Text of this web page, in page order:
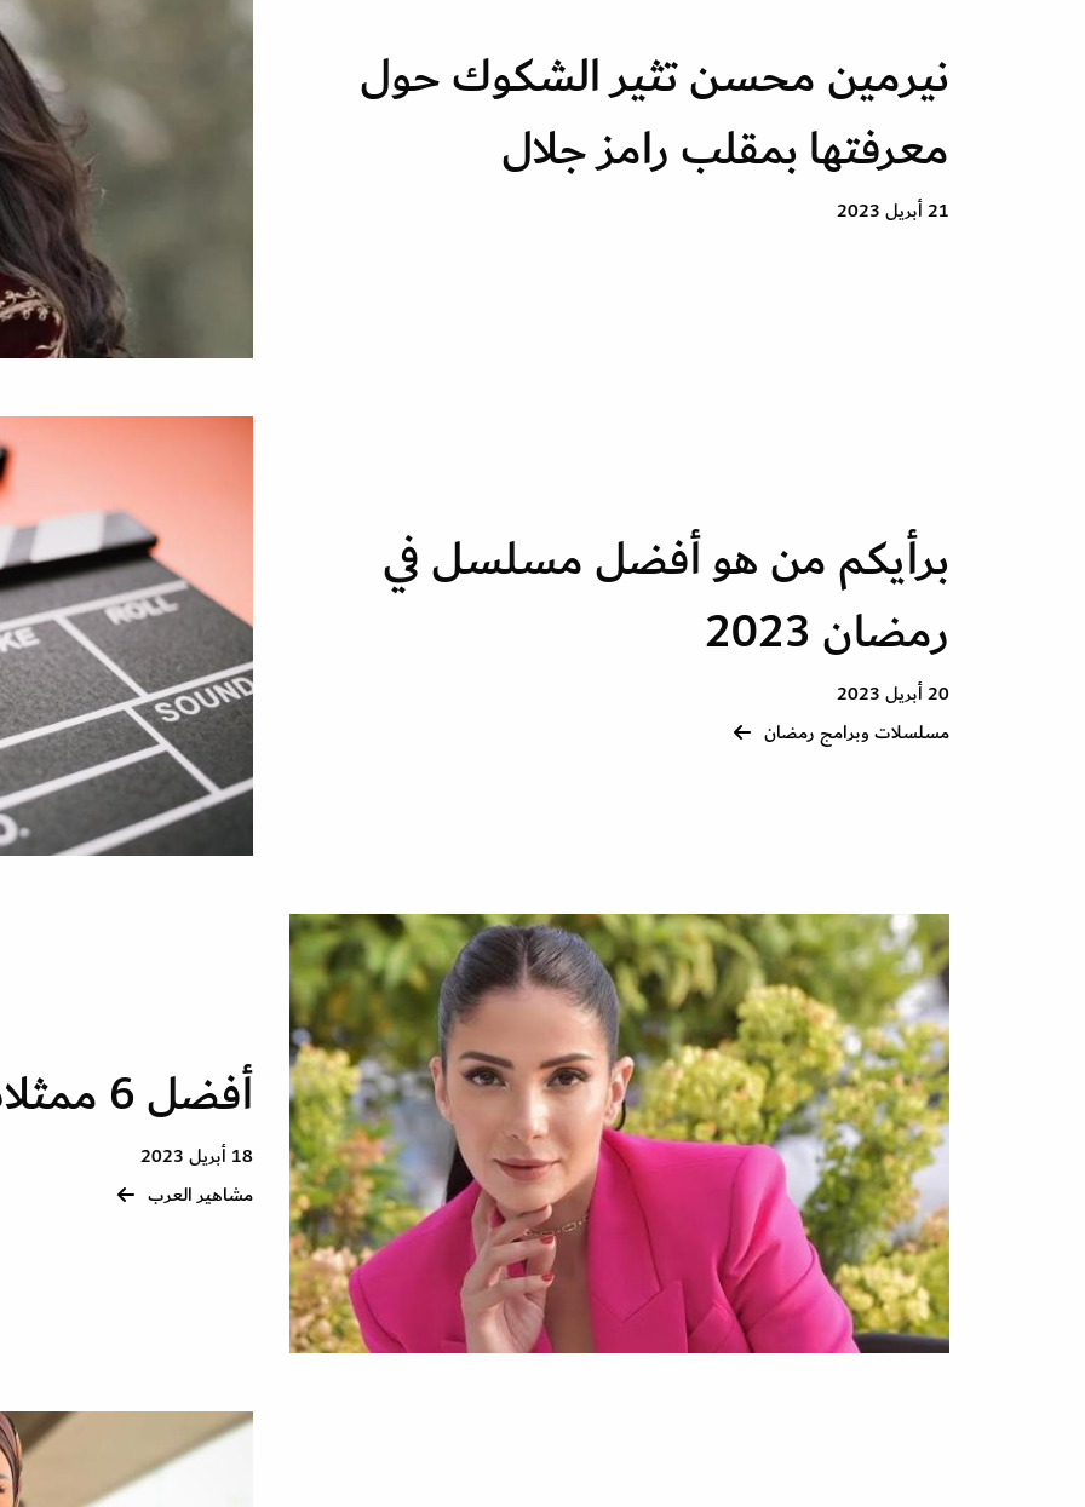
نيرمين محسن تثير الشكوك حول
معرفتها بمقلب رامز جلال
21 أبريل 2023
برأيكم من هو أفضل مسلسل في
رمضان 2023
20 أبريل 2023
مسلسلات وبرامج رمضان
أفضل 6 ممثلات في رمضان 2023
18 أبريل 2023
مشاهير العرب